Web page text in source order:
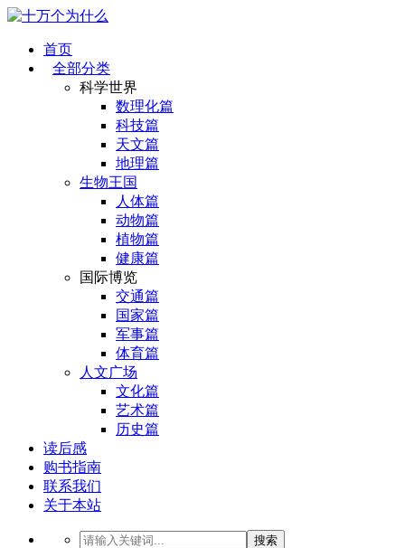
首页
全部分类
科学世界
数理化篇
科技篇
天文篇
地理篇
生物王国
人体篇
动物篇
植物篇
健康篇
国际博览
交通篇
国家篇
军事篇
体育篇
人文广场
文化篇
艺术篇
历史篇
读后感
购书指南
联系我们
关于本站
搜索